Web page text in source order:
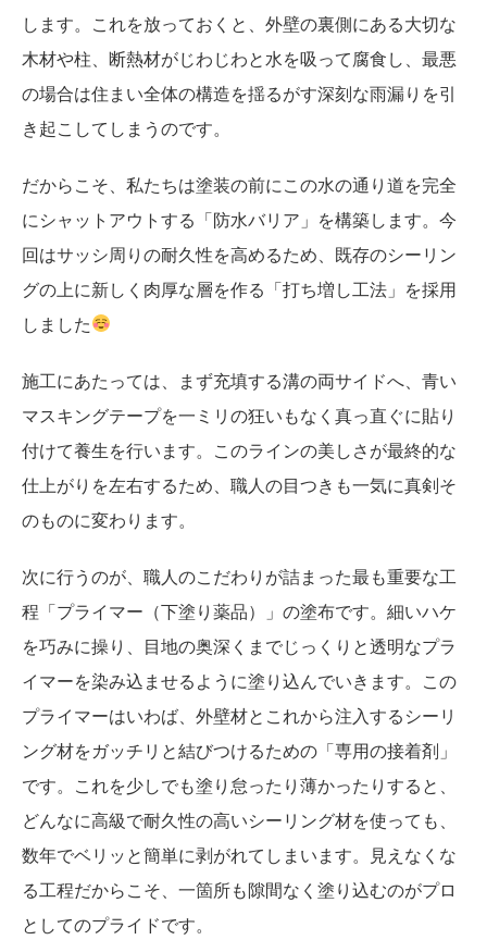
します。これを放っておくと、外壁の裏側にある大切な
木材や柱、断熱材がじわじわと水を吸って腐食し、最悪
の場合は住まい全体の構造を揺るがす深刻な雨漏りを引
き起こしてしまうのです。
だからこそ、私たちは塗装の前にこの水の通り道を完全
にシャットアウトする「防水バリア」を構築します。今
回はサッシ周りの耐久性を高めるため、既存のシーリン
グの上に新しく肉厚な層を作る「打ち増し工法」を採用
しました
施工にあたっては、まず充填する溝の両サイドへ、青い
マスキングテープを一ミリの狂いもなく真っ直ぐに貼り
付けて養生を行います。このラインの美しさが最終的な
仕上がりを左右するため、職人の目つきも一気に真剣そ
のものに変わります。
次に行うのが、職人のこだわりが詰まった最も重要な工
程「プライマー（下塗り薬品）」の塗布です。細いハケ
を巧みに操り、目地の奥深くまでじっくりと透明なプラ
イマーを染み込ませるように塗り込んでいきます。この
プライマーはいわば、外壁材とこれから注入するシーリ
ング材をガッチリと結びつけるための「専用の接着剤」
です。これを少しでも塗り怠ったり薄かったりすると、
どんなに高級で耐久性の高いシーリング材を使っても、
数年でベリッと簡単に剥がれてしまいます。見えなくな
る工程だからこそ、一箇所も隙間なく塗り込むのがプロ
としてのプライドです。